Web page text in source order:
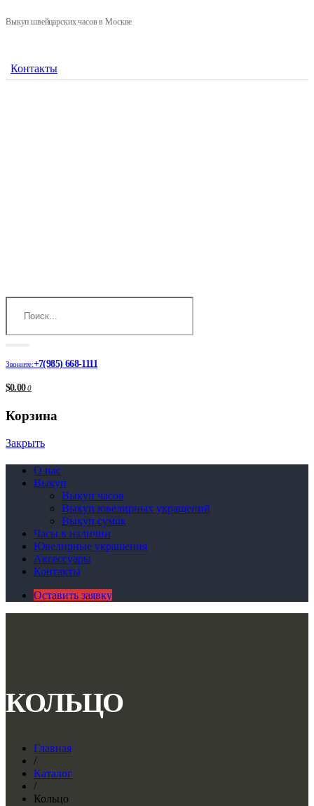
Выкуп швейцарских часов в Москве
Контакты
Звоните:+7(985) 668-1111
$0.00 0
Корзина
Закрыть
О нас
Выкуп
Выкуп часов
Выкуп ювелирных украшений
Выкуп сумок
Часы в наличии
Ювелирные украшения
Аксессуары
Контакты
Оставить заявку
КОЛЬЦО
Главная
/
Каталог
/
Кольцо